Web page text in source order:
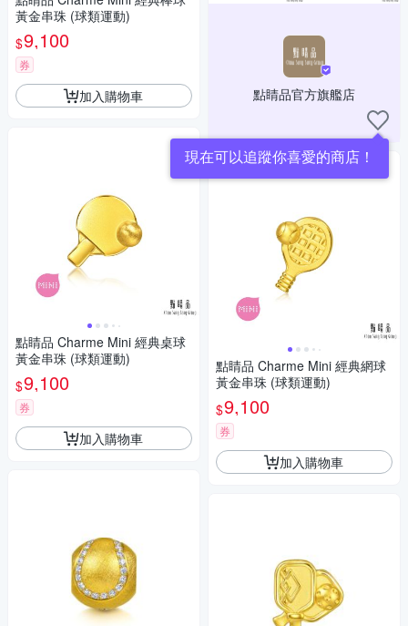
黃金串珠 (球類運動)
$9,100
券
加入購物車
點睛品 Charme Mini 經典桌球
黃金串珠 (球類運動)
$9,100
券
加入購物車
點睛品官方旗艦店
現在可以追蹤你喜愛的商店！
點睛品 Charme Mini 經典網球
黃金串珠 (球類運動)
$9,100
券
加入購物車